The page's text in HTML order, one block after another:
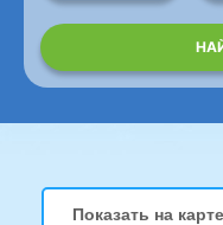
Показать на карте